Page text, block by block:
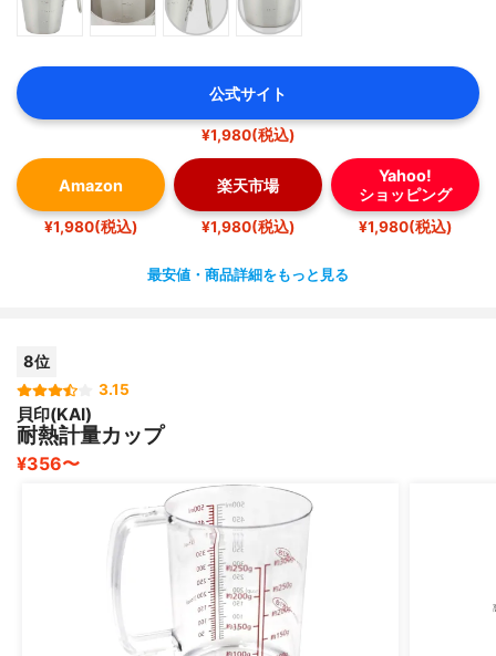
公式サイト
¥1,980(税込)
Amazon
¥1,980(税込)
楽天市場
¥1,980(税込)
Yahoo!
ショッピング
¥1,980(税込)
最安値・商品詳細をもっと見る
8位
3.15
貝印(KAI)
耐熱計量カップ
¥356〜